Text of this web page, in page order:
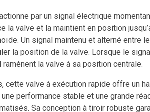
par un signal électrique
la valve et la maintient en position
Un signal maintenu et alterné entre
la position de la valve. Lorsque le
la valve à sa position centrale.
cette valve à exécution rapide offre un
performance stable et une grande
Sa conception à tiroir robuste